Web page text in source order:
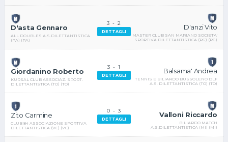
D'asta Gennaro
ALL DOUBLES A.S.DILETTANTISTICA
(PA) (PA)
3 -2
DETTAGLI
D'anzi Vito
MASTER CLUB SAN MARIANO SOCIETA'
SPORTIVA DILETTANTISTICA (PG) (PG)
Giordanino Roberto
KURSAL CLUB ASSOCIAZ. SPORT.
DILETTANTISTICA (TO) (TO)
3 -1
DETTAGLI
Balsama' Andrea
TENNIS E BILIARDO BUSSOLENO DLF
A.S. DILETTANTISTICA (TO) (TO)
Zito Carmine
CLUB 84 ASSOCIAZIONE SPORTIVA
DILETTANTISTICA (VC) (VC)
0 -3
DETTAGLI
Valloni Riccardo
BILIARDO MATCH
A.S.DILETTANTISTICA (MI) (MI)